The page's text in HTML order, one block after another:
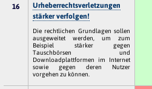
16
Urheberrechtsverletzungen
stärker verfolgen!
Die rechtlichen Grundlagen sollen
ausgeweitet werden, um zum
Beispiel stärker gegen
Tauschbörsen und
Downloadplattformen im Internet
sowie gegen deren Nutzer
vorgehen zu können.